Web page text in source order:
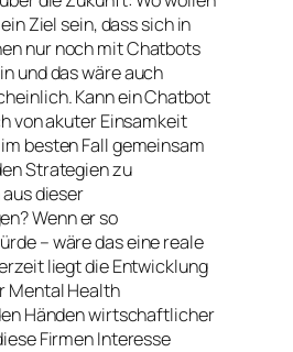
Ziel sein, dass sich in
nur noch mit Chatbots
und das wäre auch
Kann ein Chatbot
von akuter Einsamkeit
besten Fall gemeinsam
Strategien zu
dieser
Wenn er so
– wäre das eine reale
liegt die Entwicklung
Mental Health
Händen wirtschaftlicher
Firmen Interesse